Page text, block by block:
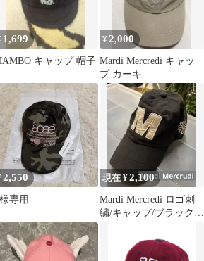
1,699
キャップ 帽子
¥ 2,000
Mardi Mercredi キャッ
プ カーキ
2,550
専用
現在 ¥2,100
Mardi Mercredi ロゴ刺
繍/キャップ/ブラック/